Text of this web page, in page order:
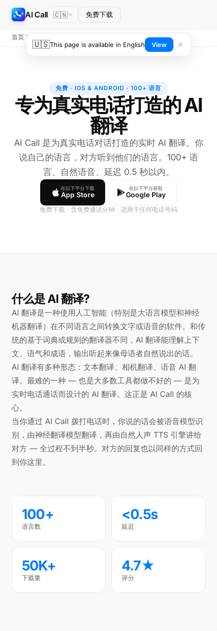
AI Call 🇨🇳 免费下载
首页
免费 · IOS & ANDROID · 100+ 语言
专为真实电话打造的 AI
翻译
AI Call 是为真实电话对话打造的实时 AI 翻译。你
说自己的语言，对方听到他们的语言。100+ 语
言、自然语音、延迟 0.5 秒以内。
在以下平台下载
App Store
在以下平台获取
Google Play
免费下载 · 含免费通话分钟 · 适用于任何电话号码
什么是 AI 翻译?
AI 翻译是一种使用人工智能（特别是大语言模型和神经
机器翻译）在不同语言之间转换文字或语音的软件。和传
统的基于词典或规则的翻译器不同，AI 翻译能理解上下
文、语气和成语，输出听起来像母语者自然说出的话。
AI 翻译有多种形态：文本翻译、相机翻译、语音 AI 翻
译。最难的一种 — 也是大多数工具都做不好的 — 是为
实时电话通话而设计的 AI 翻译。这正是 AI Call 的核
心。
当你通过 AI Call 拨打电话时，你说的话会被语音模型识
别，由神经翻译模型翻译，再由自然人声 TTS 引擎讲给
对方 — 全过程不到半秒。对方的回复也以同样的方式回
到你这里。
100+
语言数
<0.5s
延迟
50K+
下载量
4.7★
评分
🇺🇸This page is available in English View